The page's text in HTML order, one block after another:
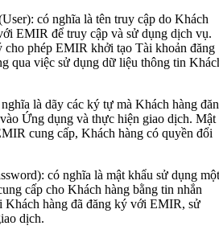
có nghĩa là tên truy cập do Khách
EMIR để truy cập và sử dụng dịch vụ.
cho phép EMIR khởi tạo Tài khoản đăng
qua việc sử dụng dữ liệu thông tin
là dãy các ký tự mà Khách hàng
Ứng dụng và thực hiện giao dịch. Mật
cung cấp, Khách hàng có quyền đổi
có nghĩa là mật khẩu sử dụng một
cấp cho Khách hàng bằng tin nhắn
Khách hàng đã đăng ký với EMIR, sử
dịch.